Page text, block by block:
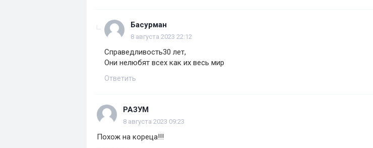
Басурман
8 августа 2023 22:12
Справедливость30 лет,
Они нелюбят всех как их весь мир
Ответить
РАЗУМ
8 августа 2023 09:23
Похож на кореца!!!